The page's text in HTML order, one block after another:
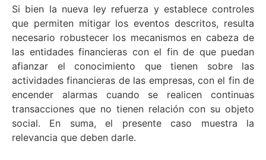
Si bien la nueva ley refuerza y establece controles
que permiten mitigar los eventos descritos, resulta
necesario robustecer los mecanismos en cabeza de
las entidades financieras con el fin de que puedan
afianzar el conocimiento que tienen sobre las
actividades financieras de las empresas, con el fin de
encender alarmas cuando se realicen continuas
transacciones que no tienen relación con su objeto
social. En suma, el presente caso muestra la
relevancia que deben darle.